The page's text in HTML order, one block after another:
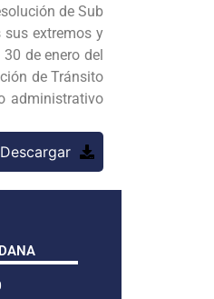
de Sub
sus extremos y
de enero del
de Tránsito
administrativo
Descargar